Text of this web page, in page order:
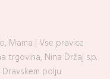
Mama | Vse pravice
trgovina, Nina Držaj s.p.
polju